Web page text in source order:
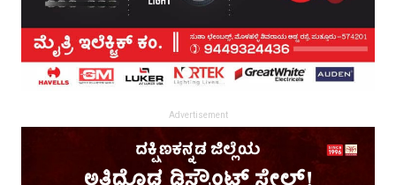
Advertisement